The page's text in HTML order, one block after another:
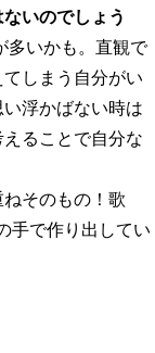
いのでしょう
多いかも。直観で
しまう自分がい
浮かばない時は
ることで自分な
そのもの！歌
手で作り出してい